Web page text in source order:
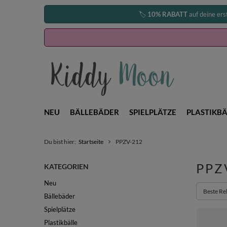
🏷️ 10% RABATTauf deine
NEU BÄLLEBÄDER SPIELPLÄTZE
Du bist hier: Startseite PPZV-212
KATEGORIEN
Neu
Bällebäder
Spielplätze
Plastikbälle
Beste